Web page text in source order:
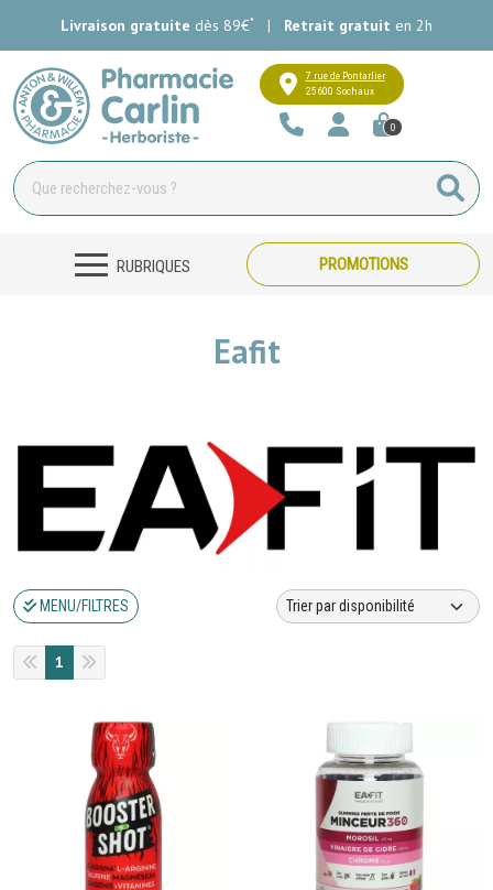
Livraison gratuite dès 89€* | Retrait gratuit en 2h
Pharmacie Carlin Votre
7 rue de Pontarlier
25600 Sochaux
0
RUBRIQUES PROMOTIONS
Eafit
MENU/FILTRES
1